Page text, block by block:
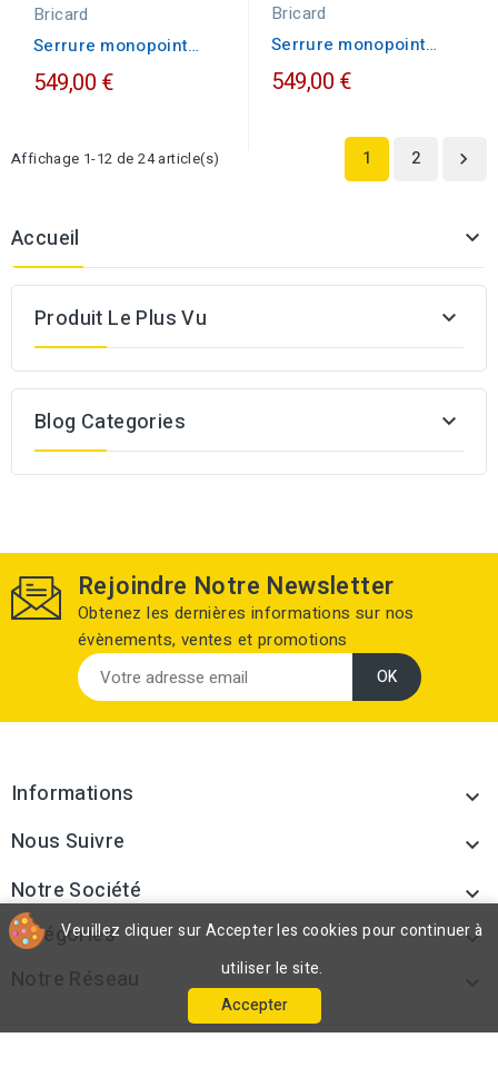
Bricard
Serrure monopoint
Bricard cylindre rond...
549,00 €
Bricard
Serrure monopoint
Bricard cylindre rond...
549,00 €
Affichage 1-12 de 24 article(s) 1 2 
Accueil 
Produit Le Plus Vu 
Blog Categories 
Rejoindre Notre Newsletter
Obtenez les dernières informations sur nos
évènements, ventes et promotions
Informations 
Nous Suivre 
Notre Société 
Catégories 
Notre Réseau 
Veuillez cliquer sur Accepter les cookies pour continuer à
utiliser le site.
Accepter